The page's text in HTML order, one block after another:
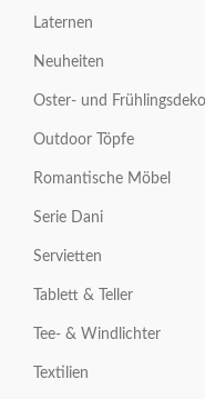
Laternen
Neuheiten
Oster- und
Outdoor Töpfe
Romantische Möbel
Serie Dani
Servietten
Tablett & Teller
Tee- & Windlichter
Textilien